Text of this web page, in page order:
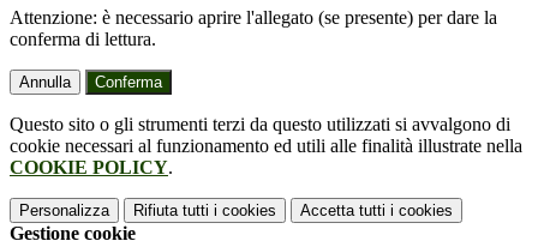
Attenzione: è necessario aprire l'allegato (se presente) per dare la
conferma di lettura.
Annulla Conferma
Questo sito o gli strumenti terzi da questo utilizzati si avvalgono di
cookie necessari al funzionamento ed utili alle finalità illustrate nella
COOKIE POLICY.
Personalizza Rifiuta tutti i cookies Accetta tutti i cookies
Gestione cookie